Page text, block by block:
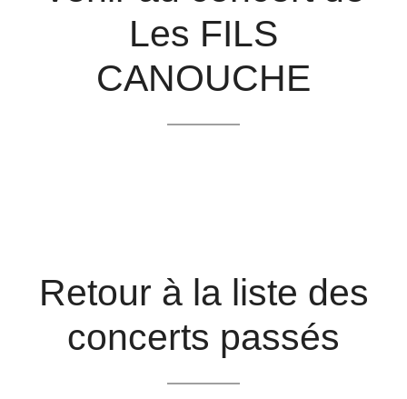
Les FILS
CANOUCHE
Retour à la liste des
concerts passés